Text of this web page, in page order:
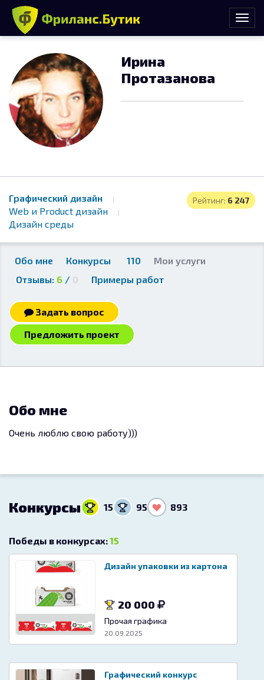
Ирина
Протазанова
Рейтинг: 6 247
Графический дизайн
Web и Product дизайн
Дизайн среды
Обо мне Конкурсы 110
Мои услуги
Отзывы: 6 / 0 Примеры работ
Задать вопрос
Предложить проект
Обо мне
Очень люблю свою работу)))
Конкурсы 15 95 893
Победы в конкурсах:15
Дизайн упаковки из картона
20 000
Прочая графика
20.09.2025
Графический конкурс